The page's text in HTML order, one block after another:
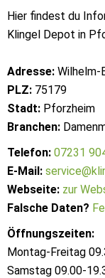
Hier findest du
Klingel Depot in
Adresse: Wilhelm-
PLZ: 75179
Stadt: Pforzheim
Branchen:
Telefon: 07231
E-Mail:
Webseite: zur
Falsche Daten?
Öffnungszeiten:
Montag-Freitag
Samstag 09.00-